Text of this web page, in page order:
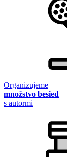
Organizujeme
množstvo besied
s autormi